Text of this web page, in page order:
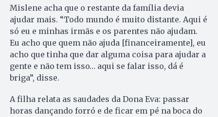
Mislene acha que o restante da família devia
ajudar mais. “Todo mundo é muito distante. Aqui é
só eu e minhas irmãs e os parentes não ajudam.
Eu acho que quem não ajuda [financeiramente], eu
acho que tinha que dar alguma coisa para ajudar a
gente e não tem isso… aqui se falar isso, dá é
briga”, disse.
A filha relata as saudades da Dona Eva: passar
horas dançando forró e de ficar em pé na boca do